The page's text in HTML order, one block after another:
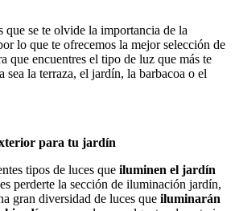
se te olvide la importancia de la
lo que te ofrecemos la mejor selección de
que encuentres el tipo de luz que más te
sea la terraza, el jardín, la barbacoa o el
para tu jardín
tipos de luces que iluminen el jardín
perderte la sección de iluminación jardín,
gran diversidad de luces que iluminarán